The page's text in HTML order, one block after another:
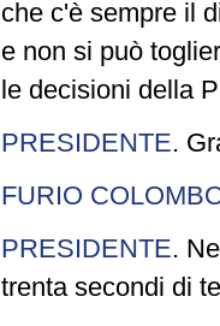
che c'è sempre il
e non si può
le decisioni della
PRESIDENTE.
FURIO
PRESIDENTE.
trenta secondi di